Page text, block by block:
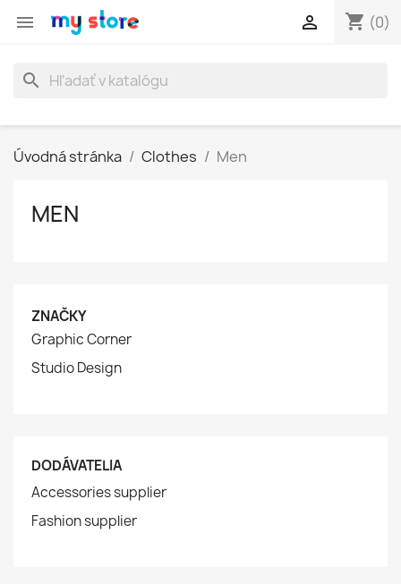
 shopping_cart (0)

search
Úvodná stránka Clothes Men
MEN
ZNAČKY
Graphic Corner
Studio Design
DODÁVATELIA
Accessories supplier
Fashion supplier